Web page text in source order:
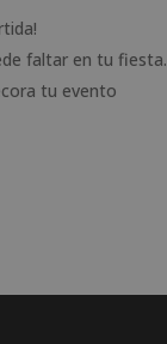
faltar en tu fiesta.
tu evento